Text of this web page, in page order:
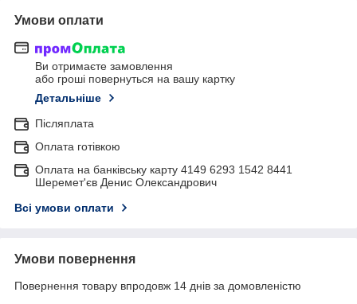
Умови оплати
Ви отримаєте замовлення
або гроші повернуться на вашу картку
Детальніше
Післяплата
Оплата готівкою
Оплата на банківську карту 4149 6293 1542 8441
Шеремет'єв Денис Олександрович
Всі умови оплати
Умови повернення
Повернення товару впродовж 14 днів за домовленістю